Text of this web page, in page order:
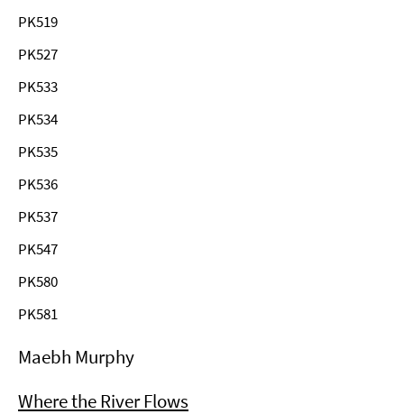
PK519
PK527
PK533
PK534
PK535
PK536
PK537
PK547
PK580
PK581
Maebh Murphy
Where the River Flows